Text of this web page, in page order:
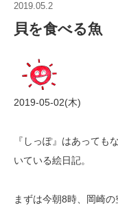
2019.05.2
貝を食べる魚
2019-05-02(木)
『しっぽ』はあっても
いている絵日記。
まずは今朝8時、岡崎